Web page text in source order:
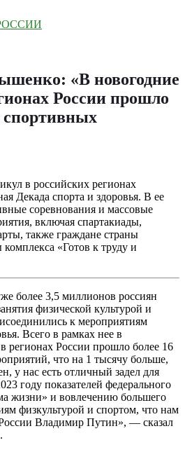
«В новогодние
России прошло
спортивных
в российских регионах
Декада спорта и здоровья. В ее
соревнования и массовые
включая спартакиады,
также граждане страны
«Готов к труду и
более 3,5 миллионов россиян
физической культурой и
к мероприятиям
Всего в рамках нее в
регионах России прошло более 16
что на 1 тысячу больше,
у нас есть отличный задел для
году показателей федерального
жизни» и вовлечению большего
физкультурой и спортом, что нам
Владимир Путин», — сказал